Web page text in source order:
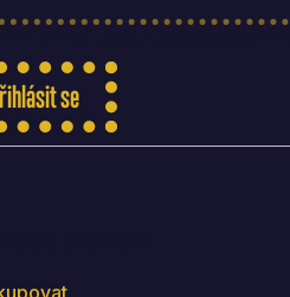
se